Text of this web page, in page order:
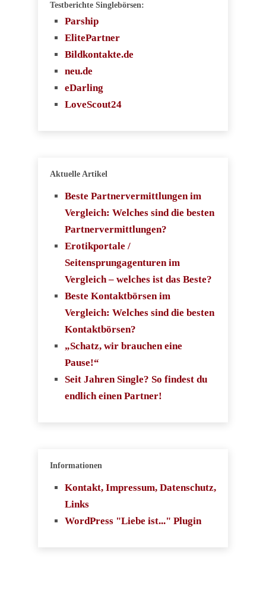
Testberichte Singlebörsen:
Parship
ElitePartner
Bildkontakte.de
neu.de
eDarling
LoveScout24
Aktuelle Artikel
Beste Partnervermittlungen im
Vergleich: Welches sind die besten
Partnervermittlungen?
Erotikportale /
Seitensprungagenturen im
Vergleich – welches ist das Beste?
Beste Kontaktbörsen im
Vergleich: Welches sind die besten
Kontaktbörsen?
„Schatz, wir brauchen eine
Pause!“
Seit Jahren Single? So findest du
endlich einen Partner!
Informationen
Kontakt, Impressum, Datenschutz,
Links
WordPress "Liebe ist..." Plugin